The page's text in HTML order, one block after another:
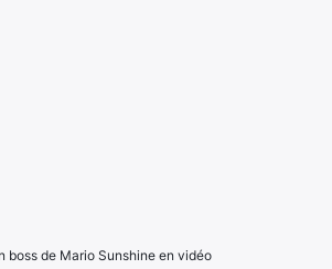
boss de Mario Sunshine en vidéo